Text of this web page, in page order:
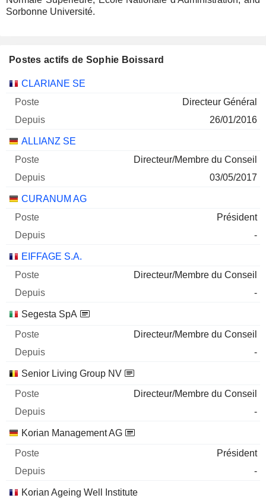
Sorbonne Université.
Postes actifs de Sophie Boissard
Sociétés Poste Début
CLARIANE SE
Directeur Général
26/01/2016
ALLIANZ SE
Directeur/Membre du Conseil
03/05/2017
CURANUM AG
Président
-
EIFFAGE S.A.
Directeur/Membre du Conseil
-
Segesta SpA
Directeur/Membre du Conseil
-
Senior Living Group NV
Directeur/Membre du Conseil
-
Korian Management AG
Président
-
Korian Ageing Well Institute